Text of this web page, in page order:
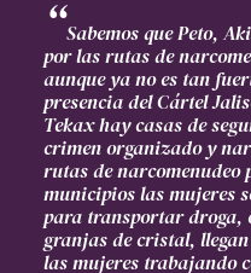
Sabemos que Peto,
por las rutas de
aunque ya no es tan
presencia del Cártel
Tekax hay casas de
crimen organizado y
rutas de narcomenudeo
municipios las mujeres
para transportar droga,
granjas de cristal,
las mujeres trabajando